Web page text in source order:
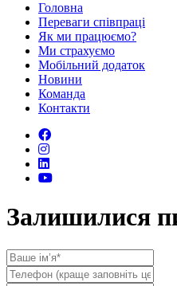
Головна
Переваги співпраці
Як ми працюємо?
Ми страхуємо
Мобiльний додаток
Новини
Команда
Контакти
Залишилися